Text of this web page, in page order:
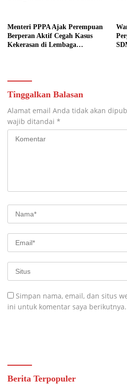
Menteri PPPA Ajak Perempuan
Berperan Aktif Cegah Kasus
Kekerasan di Lembaga
Tinggalkan Balasan
Alamat email Anda tidak akan
wajib ditandai *
Simpan nama, email, dan situs
ini untuk komentar saya berikutnya.
Berita Terpopuler